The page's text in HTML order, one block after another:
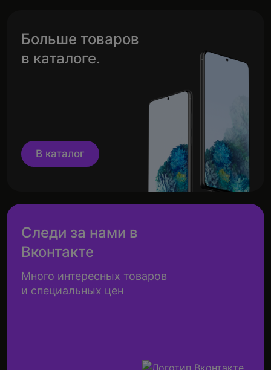
Больше товаров
в каталоге.
В каталог
Следи за нами в
Вконтакте
Много интересных товаров
и специальных цен